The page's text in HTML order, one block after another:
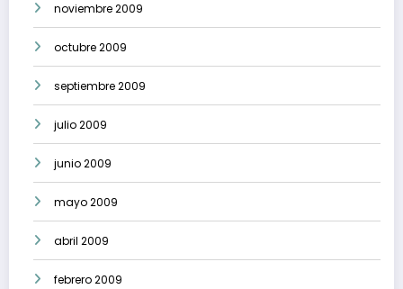
noviembre 2009
octubre 2009
septiembre 2009
julio 2009
junio 2009
mayo 2009
abril 2009
febrero 2009